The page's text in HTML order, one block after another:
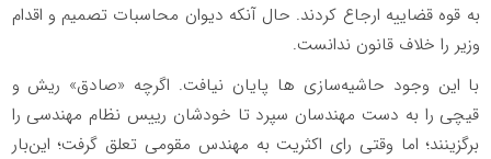
به قوه قضاییه ارجاع کردند. حال آنکه دیوان محاسبات تصمیم و اقدام
وزیر را خلاف قانون ندانست.
با این وجود حاشیه‌سازی ها پایان نیافت. اگرچه «صادق» ریش و
قیچی را به دست مهندسان سپرد تا خودشان رییس نظام مهندسی را
برگزینند؛ اما وقتی رای اکثریت به مهندس مقومی تعلق گرفت؛ این‌بار